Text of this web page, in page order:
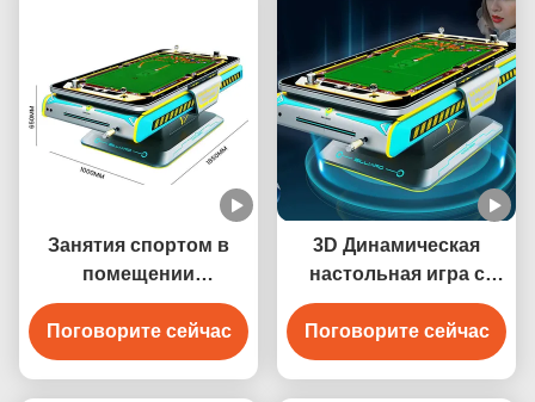
Занятия спортом в
помещении
Автоматическая 3D
интерактивная
проекция
Поговорите сейчас
3D Динамическая
настольная игра с
проекцией Снукер
Интерактивная 3D
цифровая бильярдная
Поговорите сейчас